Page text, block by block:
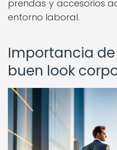
prendas y accesorios
entorno laboral.
Importancia
buen look